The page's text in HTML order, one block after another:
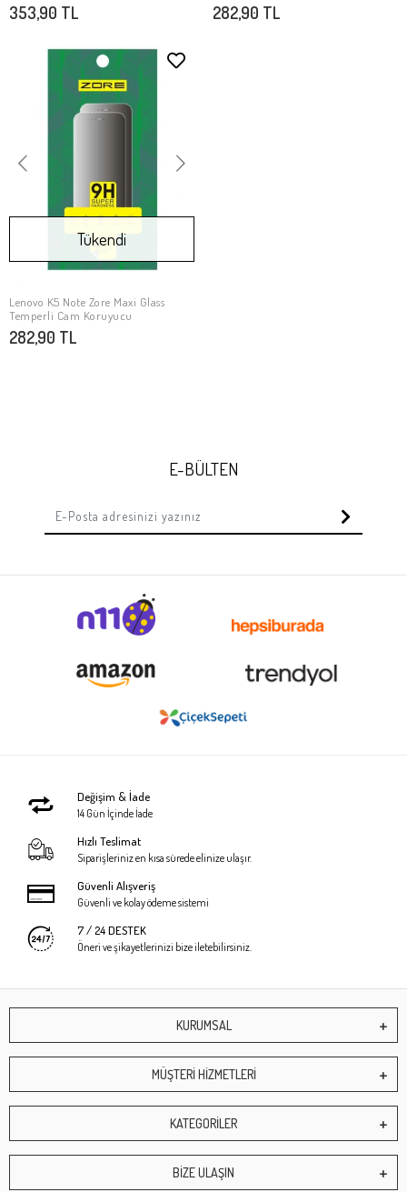
353,90 TL 282,90 TL
Stokta Yok
Tükendi
Lenovo K5 Note Zore Maxi Glass
Temperli Cam Koruyucu
282,90 TL
E-BÜLTEN
Değişim & İade
14 Gün İçinde İade
Hızlı Teslimat
Siparişleriniz en kısa sürede elinize ulaşır.
Güvenli Alışveriş
Güvenli ve kolay ödeme sistemi
7 / 24 DESTEK
Öneri ve şikayetlerinizi bize iletebilirsiniz.
KURUMSAL
MÜŞTERİ HİZMETLERİ
KATEGORİLER
BİZE ULAŞIN